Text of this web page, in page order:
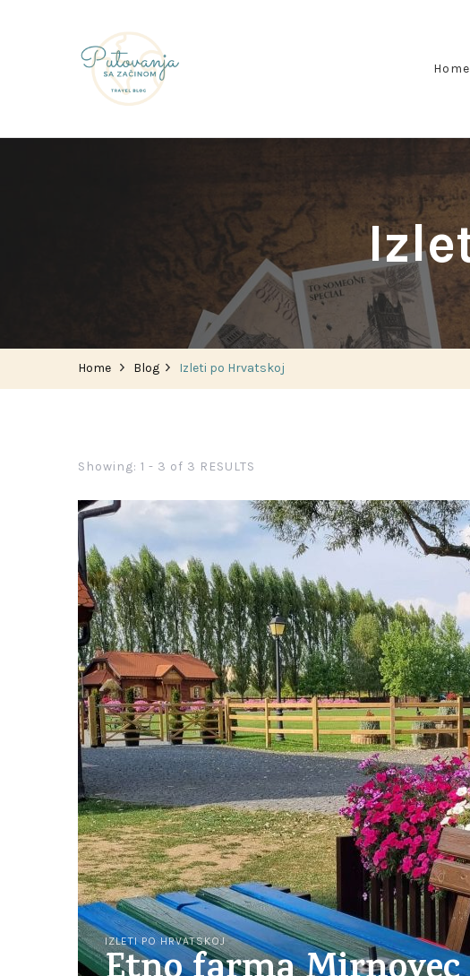
Putovanja sa začinom Home
Home Blog Izleti po Hrvatskoj
Showing: 1 - 3 of 3 RESULTS
IZLETI PO HRVATSKOJ